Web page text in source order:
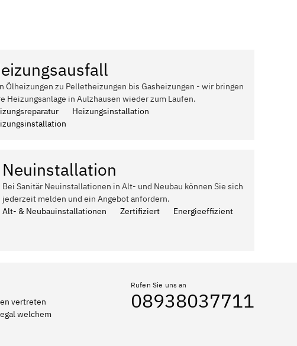
Ölheizungen zu Pelletheizungen bis Gasheizungen - wir bringen
Heizungsanlage in Aulzhausen wieder zum Laufen.
Heizungsinstallation
Neuinstallation
Bei Sanitär Neuinstallationen in Alt- und Neubau können Sie sich
jederzeit melden und ein Angebot anfordern.
Alt- & Neubauinstallationen
Zertifiziert Energieeffizient
vertreten
welchem
Rufen Sie uns an
08938037711